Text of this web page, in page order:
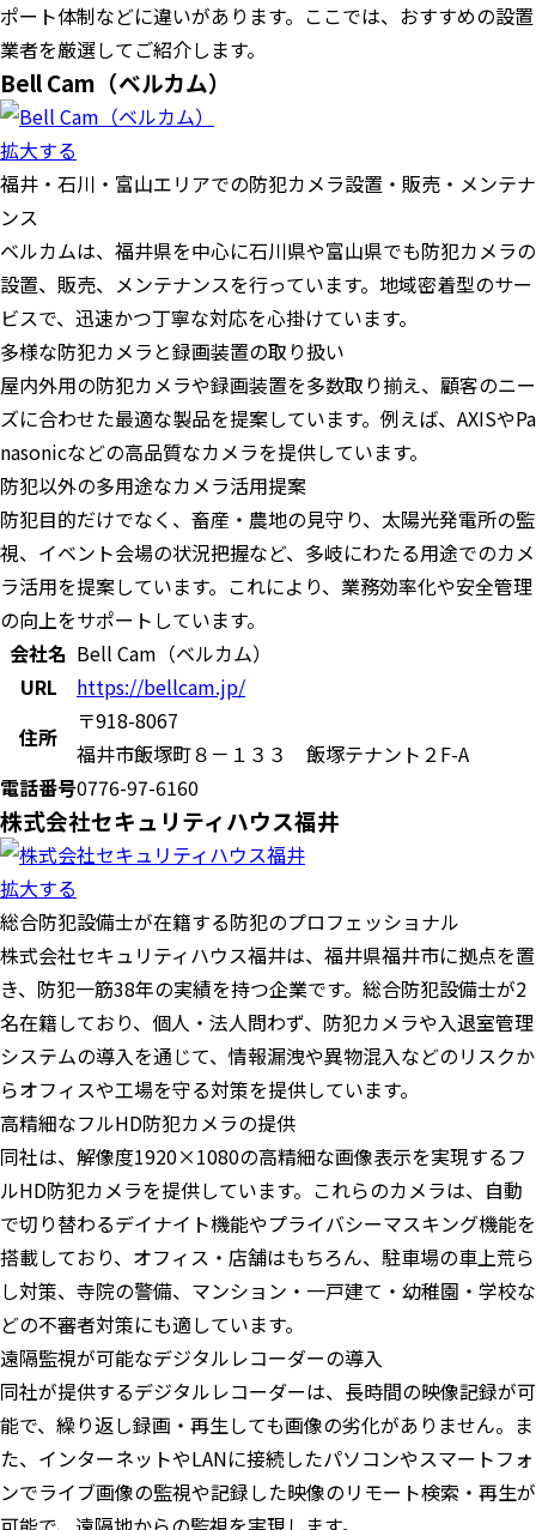
ポート体制などに違いがあります。ここでは、おすすめの設置
業者を厳選してご紹介します。
Bell Cam（ベルカム）
拡大する
福井・石川・富山エリアでの防犯カメラ設置・販売・メンテナ
ンス
ベルカムは、福井県を中心に石川県や富山県でも防犯カメラの
設置、販売、メンテナンスを行っています。​地域密着型のサー
ビスで、迅速かつ丁寧な対応を心掛けています。
多様な防犯カメラと録画装置の取り扱い
屋内外用の防犯カメラや録画装置を多数取り揃え、顧客のニー
ズに合わせた最適な製品を提案しています。​例えば、AXISやPa
nasonicなどの高品質なカメラを提供しています。
防犯以外の多用途なカメラ活用提案
防犯目的だけでなく、畜産・農地の見守り、太陽光発電所の監
視、イベント会場の状況把握など、多岐にわたる用途でのカメ
ラ活用を提案しています。​これにより、業務効率化や安全管理
の向上をサポートしています。
会社名 Bell Cam（ベルカム）
URL
https://bellcam.jp/
住所
〒918-8067
福井市飯塚町８－１３３ 飯塚テナント２F-A
電話番号0776-97-6160
株式会社セキュリティハウス福井
拡大する
総合防犯設備士が在籍する防犯のプロフェッショナル
株式会社セキュリティハウス福井は、福井県福井市に拠点を置
き、防犯一筋38年の実績を持つ企業です。​総合防犯設備士が2
名在籍しており、個人・法人問わず、防犯カメラや入退室管理
システムの導入を通じて、情報漏洩や異物混入などのリスクか
らオフィスや工場を守る対策を提供しています。
高精細なフルHD防犯カメラの提供
同社は、解像度1920×1080の高精細な画像表示を実現するフ
ルHD防犯カメラを提供しています。​これらのカメラは、自動
で切り替わるデイナイト機能やプライバシーマスキング機能を
搭載しており、オフィス・店舗はもちろん、駐車場の車上荒ら
し対策、寺院の警備、マンション・一戸建て・幼稚園・学校な
どの不審者対策にも適しています。
遠隔監視が可能なデジタルレコーダーの導入
同社が提供するデジタルレコーダーは、長時間の映像記録が可
能で、繰り返し録画・再生しても画像の劣化がありません。​ま
た、インターネットやLANに接続したパソコンやスマートフォ
ンでライブ画像の監視や記録した映像のリモート検索・再生が